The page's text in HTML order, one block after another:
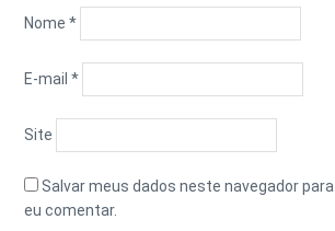
Nome*
E-mail*
Site
Salvar meus dados neste navegador
eu comentar.